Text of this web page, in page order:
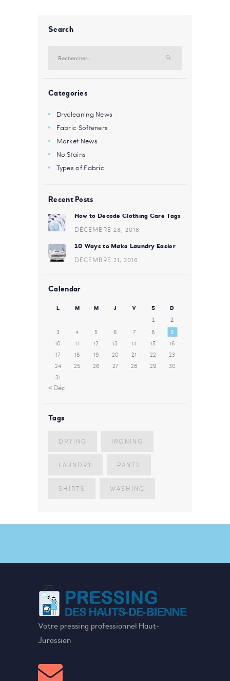
Search
Categories
Drycleaning News
Fabric Softeners
Market News
No Stains
Types of Fabric
Recent Posts
How to Decode Clothing Care Tags
DÉCEMBRE 28, 2016
10 Ways to Make Laundry Easier
DÉCEMBRE 21, 2016
Calendar
L M M J V S
D
1
2
3 4 5 6 7 8
9
10
11 12 13 14 15
16
17
18 19 20 21 22
23
24
25 26 27 28 29
30
31
« Déc
Tags
DRYING IRONING
LAUNDRY PANTS
SHIRTS WASHING
Votre pressing professionnel Haut-
Jurassien